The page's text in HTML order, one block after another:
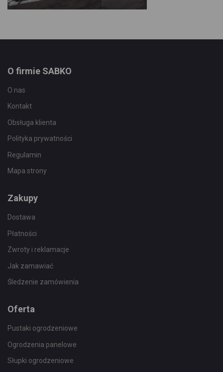
O firmie SABKO
O nas
Kontakt
Obsługa klienta
Polityka prywatności
Regulamin
Mapa strony
Zakupy
Dostawa
Płatności
Zwroty i reklamacje
Jak zamawiać
Śledzenie zamówienia
Oferta
Pustaki ogrodzeniowe
Ogrodzenia panelowe
Słupki ogrodzeniowe